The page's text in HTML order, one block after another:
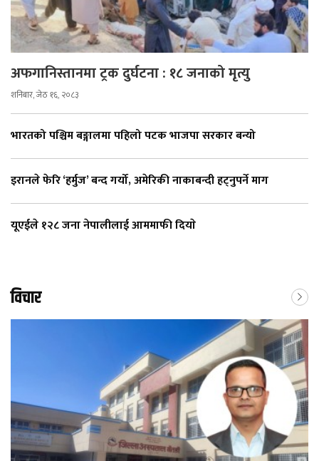
अफगानिस्तानमा ट्रक दुर्घटना : १८ जनाको मृत्यु
शनिबार, जेठ १६, २०८३
भारतको पश्चिम बङ्गालमा पहिलो पटक भाजपा सरकार बन्यो
इरानले फेरि ‘हर्मुज’ बन्द गर्यो, अमेरिकी नाकाबन्दी हट्नुपर्ने माग
यूएईले १२८ जना नेपालीलाई आममाफी दियाे
विचार